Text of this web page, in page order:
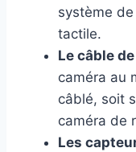
système
tactile.
Le câble
caméra au
câblé, soit
caméra de
Les